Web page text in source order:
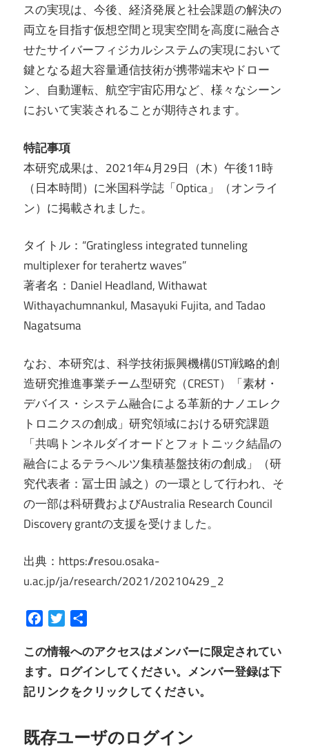
スの実現は、今後、経済発展と社会課題の解決の
両立を目指す仮想空間と現実空間を高度に融合さ
せたサイバーフィジカルシステムの実現において
鍵となる超大容量通信技術が携帯端末やドロー
ン、自動運転、航空宇宙応用など、様々なシーン
において実装されることが期待されます。
特記事項
本研究成果は、2021年4月29日（木）午後11時
（日本時間）に米国科学誌「Optica」（オンライ
ン）に掲載されました。
タイトル：“Gratingless integrated tunneling
multiplexer for terahertz waves”
著者名：Daniel Headland, Withawat
Withayachumnankul, Masayuki Fujita, and Tadao
Nagatsuma
なお、本研究は、科学技術振興機構(JST)戦略的創
造研究推進事業チーム型研究（CREST）「素材・
デバイス・システム融合による革新的ナノエレク
トロニクスの創成」研究領域における研究課題
「共鳴トンネルダイオードとフォトニック結晶の
融合によるテラヘルツ集積基盤技術の創成」（研
究代表者：冨士田 誠之）の一環として行われ、そ
の一部は科研費およびAustralia Research Council
Discovery grantの支援を受けました。
出典：https://resou.osaka-
u.ac.jp/ja/research/2021/20210429_2
FacebookTwitter
この情報へのアクセスはメンバーに限定されてい
ます。ログインしてください。メンバー登録は下
記リンクをクリックしてください。
既存ユーザのログイン